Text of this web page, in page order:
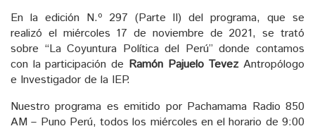
En la edición N.º 297 (Parte II) del programa, que se
realizó el miércoles 17 de noviembre de 2021, se trató
sobre “La Coyuntura Política del Perú” donde contamos
con la participación de Ramón Pajuelo TevezAntropólogo
e Investigador de la IEP.
Nuestro programa es emitido por Pachamama Radio 850
AM – Puno Perú, todos los miércoles en el horario de 9:00